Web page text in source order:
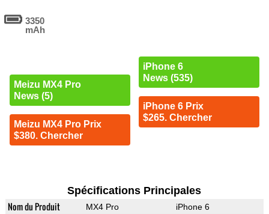
3350
mAh
Meizu MX4 Pro
News (5)
Meizu MX4 Pro Prix
$380. Chercher
iPhone 6
News (535)
iPhone 6 Prix
$265. Chercher
Spécifications Principales
Nom du Produit MX4 Pro iPhone 6